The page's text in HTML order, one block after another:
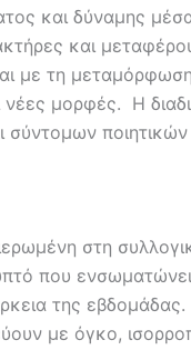
και δύναμης
και
με τη
μορφές. Η
ποιητικών
στη
που
της
με όγκο,